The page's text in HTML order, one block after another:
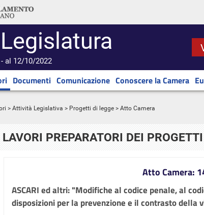
al 12/10/2022
Documenti Comunicazione Conoscere la Camera
> Attività Legislativa > Progetti di legge > Atto Camera
LAVORI PREPARATORI DEI
Atto Camera:
ASCARI ed altri: "Modifiche al codice penale, al
disposizioni per la prevenzione e il contrasto della